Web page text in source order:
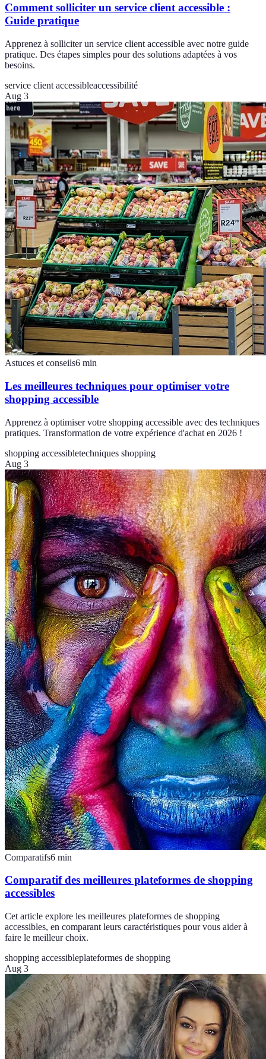
Comment solliciter un service client accessible :
Guide pratique
Apprenez à solliciter un service client accessible avec notre guide
pratique. Des étapes simples pour des solutions adaptées à vos
besoins.
service client accessibleaccessibilité
Aug 3
Astuces et conseils6 min
Les meilleures techniques pour optimiser votre
shopping accessible
Apprenez à optimiser votre shopping accessible avec des techniques
pratiques. Transformation de votre expérience d'achat en 2026 !
shopping accessibletechniques shopping
Aug 3
Comparatifs6 min
Comparatif des meilleures plateformes de shopping
accessibles
Cet article explore les meilleures plateformes de shopping
accessibles, en comparant leurs caractéristiques pour vous aider à
faire le meilleur choix.
shopping accessibleplateformes de shopping
Aug 3